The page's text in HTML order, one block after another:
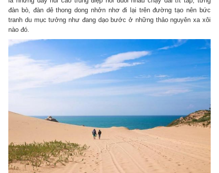
đàn bò, đàn dê thong dong nhởn nhơ đi lại trên đường tạo nên bức
tranh du mục tưởng như đang dạo bước ở những thảo nguyên xa xôi
nào đó.